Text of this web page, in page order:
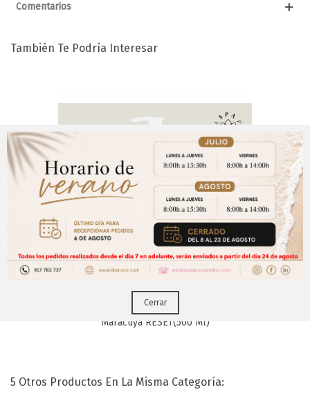
Comentarios
También Te Podría Interesar
Gel Activador De Piña, Zanahoria Y
Maracuyá RESET(500 Ml)
5 Otros Productos En La Misma Categoría:
Aviso Importante
¡Regístrate para acceder a los precios y realizar
tus pedidos online.!
Puedes hacerlo desdeAqui!
CERRAR
Cerrar